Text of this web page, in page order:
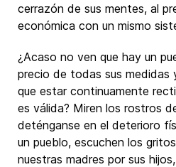
cerrazón de sus mentes, al
económica con un mismo
¿Acaso no ven que hay un
precio de todas sus medidas
que estar continuamente
es válida? Miren los rostros
deténganse en el deterioro
un pueblo, escuchen los
nuestras madres por sus